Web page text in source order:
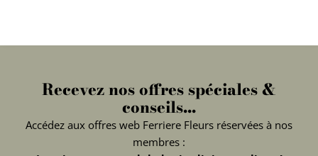
Recevez nos offres spéciales &
conseils...
Accédez aux offres web Ferriere Fleurs réservées à nos
membres :